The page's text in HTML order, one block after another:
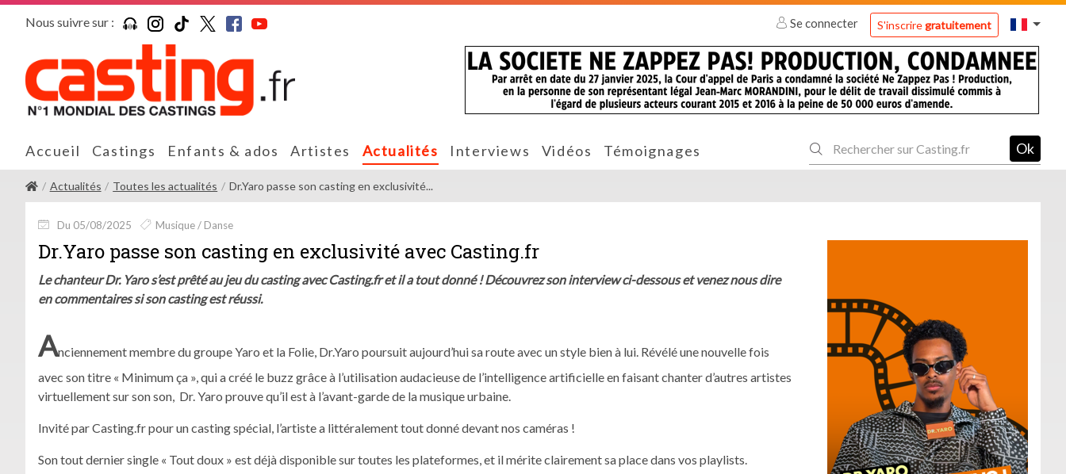
Nous suivre sur : Se connecter S'inscriregratuitement
Accueil Castings Enfants & ados Artistes Actualités Interviews Vidéos Témoignages Ok
Actualités Toutes les actualités Dr.Yaro passe son casting en exclusivité...
Du 05/08/2025 Musique / Danse
Dr.Yaro passe son casting en exclusivité avec Casting.fr
Le chanteur Dr. Yaro s’est prêté au jeu du casting avec Casting.fr et il a tout donné ! Découvrez son interview ci-dessous et venez nous dire
en commentaires si son casting est réussi.
Anciennement membre du groupe Yaro et la Folie, Dr.Yaro poursuit aujourd’hui sa route avec un style bien à lui. Révélé une nouvelle fois
avec son titre « Minimum ça », qui a créé le buzz grâce à l’utilisation audacieuse de l’intelligence artificielle en faisant chanter d’autres artistes
virtuellement sur son son, Dr. Yaro prouve qu’il est à l’avant-garde de la musique urbaine.
Invité par Casting.fr pour un casting spécial, l’artiste a littéralement tout donné devant nos caméras !
Son tout dernier single « Tout doux » est déjà disponible sur toutes les plateformes, et il mérite clairement sa place dans vos playlists.